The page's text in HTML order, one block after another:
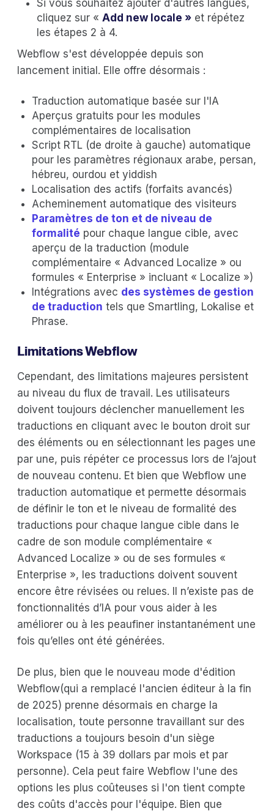
Si vous souhaitez ajouter d'autres langues,
cliquez sur « Add new locale » et répétez
les étapes 2 à 4.
Webflow s'est développée depuis son
lancement initial. Elle offre désormais :
Traduction automatique basée sur l'IA
Aperçus gratuits pour les modules
complémentaires de localisation
Script RTL (de droite à gauche) automatique
pour les paramètres régionaux arabe, persan,
hébreu, ourdou et yiddish
Localisation des actifs (forfaits avancés)
Acheminement automatique des visiteurs
Paramètres de ton et de niveau de
formalité pour chaque langue cible, avec
aperçu de la traduction (module
complémentaire « Advanced Localize » ou
formules « Enterprise » incluant « Localize »)
Intégrations avec des systèmes de gestion
de traduction tels que Smartling, Lokalise et
Phrase.
Limitations Webflow
Cependant, des limitations majeures persistent
au niveau du flux de travail. Les utilisateurs
doivent toujours déclencher manuellement les
traductions en cliquant avec le bouton droit sur
des éléments ou en sélectionnant les pages une
par une, puis répéter ce processus lors de l’ajout
de nouveau contenu. Et bien que Webflow une
traduction automatique et permette désormais
de définir le ton et le niveau de formalité des
traductions pour chaque langue cible dans le
cadre de son module complémentaire «
Advanced Localize » ou de ses formules «
Enterprise », les traductions doivent souvent
encore être révisées ou relues. Il n’existe pas de
fonctionnalités d’IA pour vous aider à les
améliorer ou à les peaufiner instantanément une
fois qu’elles ont été générées.
De plus, bien que le nouveau mode d'édition
Webflow(qui a remplacé l'ancien éditeur à la fin
de 2025) prenne désormais en charge la
localisation, toute personne travaillant sur des
traductions a toujours besoin d'un siège
Workspace (15 à 39 dollars par mois et par
personne). Cela peut faire Webflow l'une des
options les plus coûteuses si l'on tient compte
des coûts d'accès pour l'équipe. Bien que